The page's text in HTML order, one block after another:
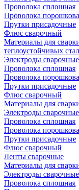
Проволока сплошная
Проволока
Прутки присадочные
Флюс сварочный
Материалы для
теплоустойчивых
Электроды сварочные
Проволока сплошная
Проволока
Прутки присадочные
Флюс сварочный
Материалы для
Электроды сварочные
Проволока сплошная
Проволока
Прутки присадочные
Флюс сварочный
Ленты сварочные
Материалы для
Электроды сварочные
Проволока сплошная